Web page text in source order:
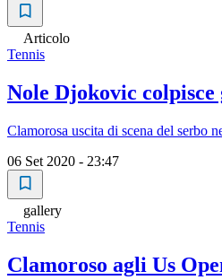
Articolo
Tennis
Nole Djokovic
Clamorosa uscita di scena del serbo
06 Set 2020 - 23:47
gallery
Tennis
Clamoroso agli Us